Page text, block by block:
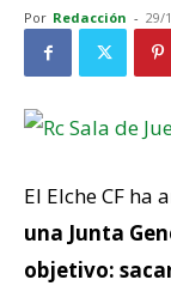
Por Redacción - 29/
El Elche CF ha
una Junta
objetivo: